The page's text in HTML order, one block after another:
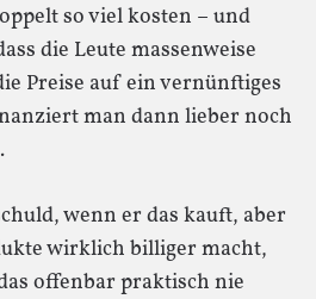
so viel kosten – und
die Leute massenweise
Preise auf ein vernünftiges
man dann lieber noch
wenn er das kauft, aber
wirklich billiger macht,
offenbar praktisch nie